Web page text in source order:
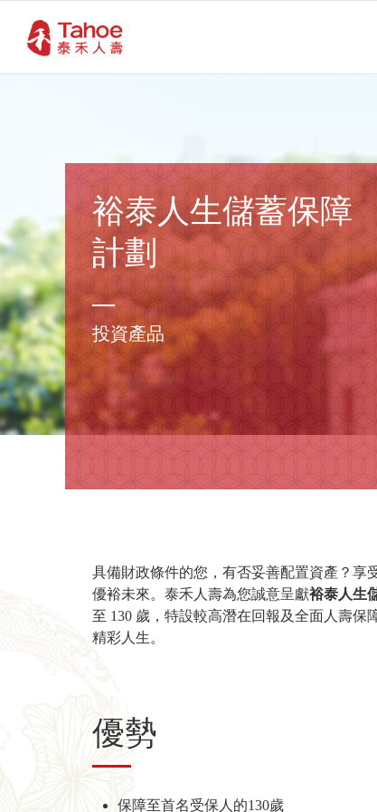
裕泰人生儲蓄保障
計劃
投資產品
具備財政條件的您，有否妥善配置資產？享
優裕未來。泰禾人壽為您誠意呈獻裕泰人生
至 130 歲，特設較高潛在回報及全面人壽
精彩人生。
優勢
保障至首名受保人的130歲